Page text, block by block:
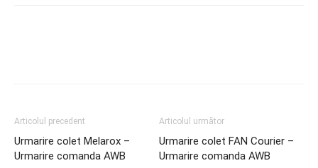
Articolul precedent
Urmarire colet Melarox –
Urmarire comanda AWB
Articolul următor
Urmarire colet FAN Courier –
Urmarire comanda AWB